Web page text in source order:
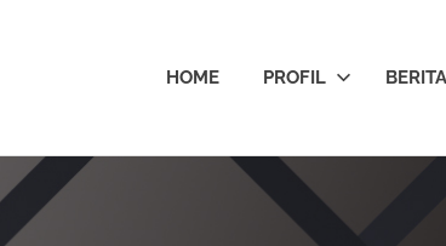
HOME PROFIL BERITA